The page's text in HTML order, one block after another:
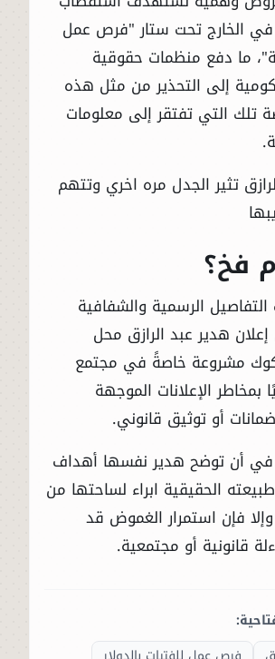
في الخارج تحت ستار "فرص عمل
ما دفع منظمات حقوقية
إلى التحذير من مثل هذه
تلك التي تفتقر إلى معلومات
فخ؟
الرسمية والشفافية
هدير عبد الرازق محل
مشروعة خاصةً في مجتمع
بمخاطر الإعلانات الموجهة
أو توثيق قانوني.
في أن توضح هدير نفسها أهداف
الحقيقية ابراء لساحتها من
فإن استمرار الغموض قد
قانونية أو مجتمعية.